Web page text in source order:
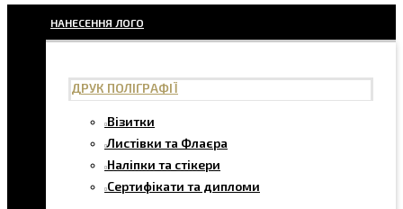
НАНЕСЕННЯ ЛОГО
ДРУК ПОЛІГРАФІЇ
Візитки
Листівки та Флаєра
Наліпки та стікери
Сертифікати та дипломи